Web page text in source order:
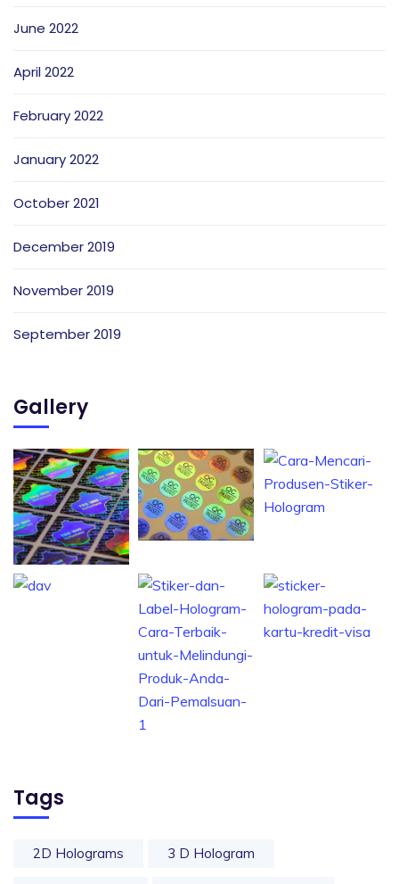
June 2022
April 2022
February 2022
January 2022
October 2021
December 2019
November 2019
September 2019
Gallery
Tags
2D Holograms 3 D Hologram